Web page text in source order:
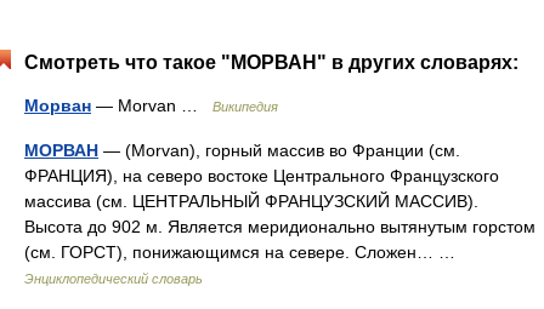
Смотреть что такое "МОРВАН" в других словарях:
Морван — Morvan … Википедия
МОРВАН — (Morvan), горный массив во Франции (см.
ФРАНЦИЯ), на северо востоке Центрального Французского
массива (см. ЦЕНТРАЛЬНЫЙ ФРАНЦУЗСКИЙ МАССИВ).
Высота до 902 м. Является меридионально вытянутым горстом
(см. ГОРСТ), понижающимся на севере. Сложен… …
Энциклопедический словарь